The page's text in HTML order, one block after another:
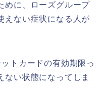
めに、ローズグループ
えない症状になる人が
トカードの有効期限っ
ない状態になってしま